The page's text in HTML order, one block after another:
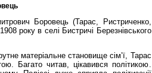
Боровець (Тарас, Ристриченко,
року в селі Бистричі Березнівського
матеріальне становище сім’ї, Тарас
Багато читав, цікавився політикою.